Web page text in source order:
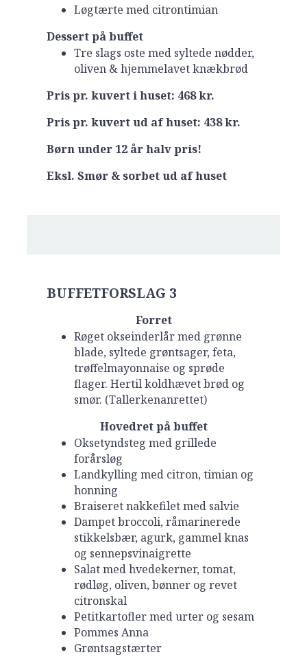
Løgtærte med citrontimian
Dessert på buffet
Tre slags oste med syltede nødder,
oliven & hjemmelavet knækbrød
Pris pr. kuvert i huset: 468 kr.
Pris pr. kuvert ud af huset: 438 kr.
Børn under 12 år halv pris!
Eksl. Smør & sorbet ud af huset
BUFFETFORSLAG 3
Forret
Røget okseinderlår med grønne
blade, syltede grøntsager, feta,
trøffelmayonnaise og sprøde
flager. Hertil koldhævet brød og
smør. (Tallerkenanrettet)
Hovedret på buffet
Oksetyndsteg med grillede
forårsløg
Landkylling med citron, timian og
honning
Braiseret nakkefilet med salvie
Dampet broccoli, råmarinerede
stikkelsbær, agurk, gammel knas
og sennepsvinaigrette
Salat med hvedekerner, tomat,
rødløg, oliven, bønner og revet
citronskal
Petitkartofler med urter og sesam
Pommes Anna
Grøntsagstærter